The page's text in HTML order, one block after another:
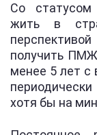
Со статусом
жить в
получить
менее 5 лет
хотя бы на